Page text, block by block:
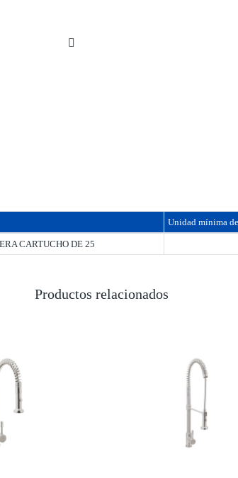
Unidad mínima
CARTUCHO DE 25
Productos relacionados